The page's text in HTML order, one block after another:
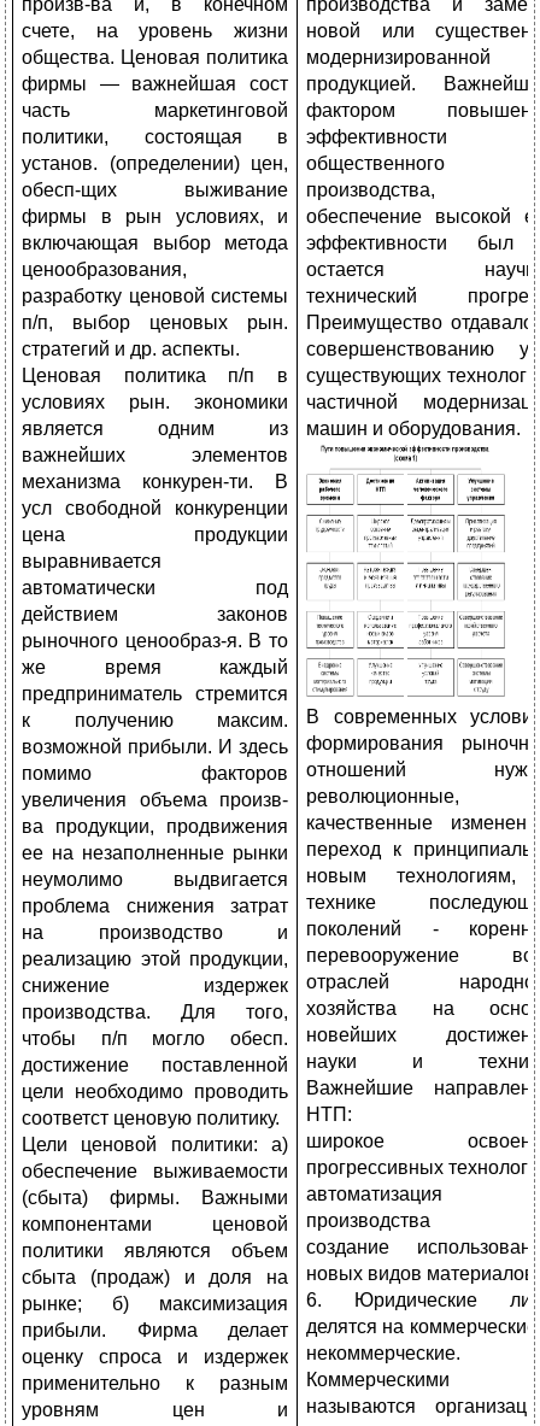
произв-ва и, в конечном
счете, на уровень жизни
общества. Ценовая политика
фирмы — важнейшая сост
часть маркетинговой
политики, состоящая в
установ. (определении) цен,
обесп-щих выживание
фирмы в рын условиях, и
включающая выбор метода
ценообразования,
разработку ценовой системы
п/п, выбор ценовых рын.
стратегий и др. аспекты.
Ценовая политика п/п в
условиях рын. экономики
является одним из
важнейших элементов
механизма конкурен-ти. В
усл свободной конкуренции
цена продукции
выравнивается
автоматически под
действием законов
рыночного ценообраз-я. В то
же время каждый
предприниматель стремится
к получению максим.
возможной прибыли. И здесь
помимо факторов
увеличения объема произв-
ва продукции, продвижения
ее на незаполненные рынки
неумолимо выдвигается
проблема снижения затрат
на производ­ство и
реализацию этой продукции,
снижение издержек
производства. Для того,
чтобы п/п могло обесп.
достижение поставленной
цели необ­ходимо проводить
соответст ценовую политику.
Цели ценовой политики: а)
обеспечение выживаемости
(сбыта) фирмы. Важными
компонентами ценовой
политики являются объем
сбыта (продаж) и доля на
рынке; б) максимизация
прибыли. Фирма делает
оценку спроса и издержек
применительно к разным
уровням цен и
производства и
новой или
модернизированной
продукцией.
фактором
эффективности
общественного
производства,
обеспечение высокой
эффективности был
остается
технический
Преимущество
совершенствованию
существующих
частичной
машин и оборудования.
В современных
формирования
отношений
революционные,
качественные
переход к
новым технологиям,
технике
поколений -
перевооружение
отраслей
хозяйства на
новейших
науки и
Важнейшие
НТП:
широкое
прогрессивных
автоматизация
производства
создание
новых видов материалов
6. Юридические
делятся на
некоммерческие.
Коммерческими
называются